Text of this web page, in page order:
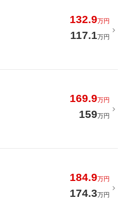
132.9万円
117.1万円
169.9万円
159万円
184.9万円
174.3万円